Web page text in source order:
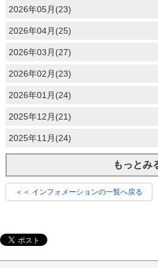
2026年05月(23)
2026年04月(25)
2026年03月(27)
2026年02月(23)
2026年01月(24)
2025年12月(21)
2025年11月(24)
もっとみ
＜＜ インフォメーションの一覧へ戻る